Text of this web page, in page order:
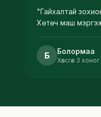
"Гайхалтай
Хөтөч маш
Б Болормаа
Хөвсгөл 3 хоног